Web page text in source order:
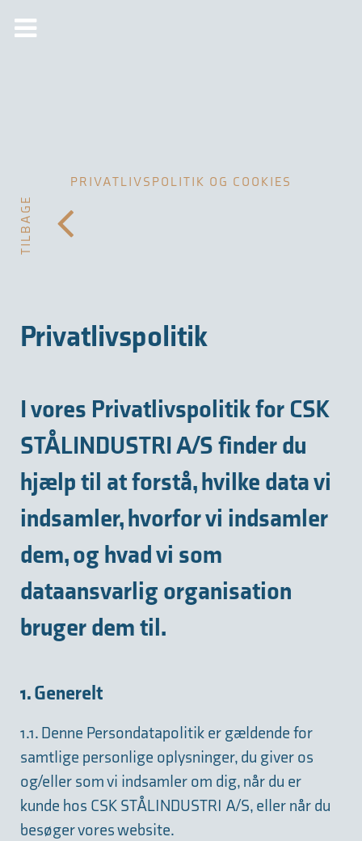
TILBAGE
PRIVATLIVSPOLITIK OG COOKIES
Privatlivspolitik
I vores Privatlivspolitik for CSK
STÅLINDUSTRI A/S finder du
hjælp til at forstå, hvilke data vi
indsamler, hvorfor vi indsamler
dem, og hvad vi som
dataansvarlig organisation
bruger dem til.
1. Generelt
1.1. Denne Persondatapolitik er gældende for
samtlige personlige oplysninger, du giver os
og/eller som vi indsamler om dig, når du er
kunde hos CSK STÅLINDUSTRI A/S, eller når du
besøger vores website.